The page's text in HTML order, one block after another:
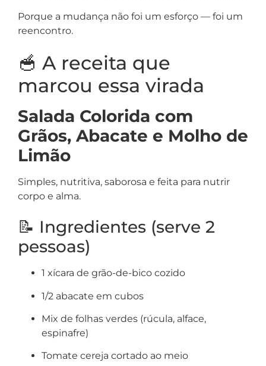
Porque a mudança não foi um esforço — foi um
reencontro.
🥣 A receita que
marcou essa virada
Salada Colorida com
Grãos, Abacate e Molho de
Limão
Simples, nutritiva, saborosa e feita para nutrir
corpo e alma.
📝 Ingredientes (serve 2
pessoas)
1 xícara de grão-de-bico cozido
1/2 abacate em cubos
Mix de folhas verdes (rúcula, alface,
espinafre)
Tomate cereja cortado ao meio